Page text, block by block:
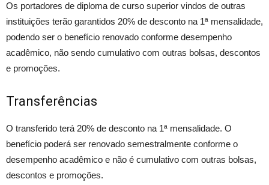
Os portadores de diploma de curso superior vindos de outras
instituições terão garantidos 20% de desconto na 1ª mensalidade,
podendo ser o benefício renovado conforme desempenho
acadêmico, não sendo cumulativo com outras bolsas, descontos
e promoções.
Transferências
O transferido terá 20% de desconto na 1ª mensalidade. O
benefício poderá ser renovado semestralmente conforme o
desempenho acadêmico e não é cumulativo com outras bolsas,
descontos e promoções.